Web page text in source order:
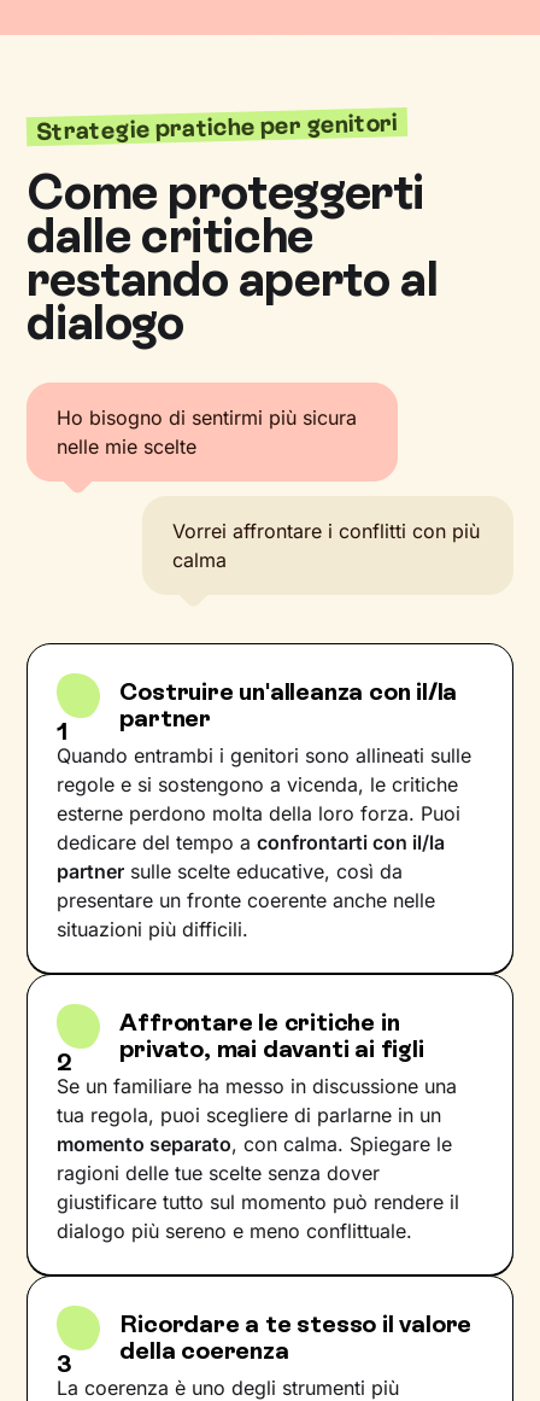
Strategie pratiche per genitori
Come proteggerti
dalle critiche
restando aperto al
dialogo
Ho bisogno di sentirmi più sicura
nelle mie scelte
Vorrei affrontare i conflitti con più
calma
1
Costruire un'alleanza con il/la
partner
Quando entrambi i genitori sono allineati sulle
regole e si sostengono a vicenda, le critiche
esterne perdono molta della loro forza. Puoi
dedicare del tempo aconfrontarti con il/la
partner sulle scelte educative, così da
presentare un fronte coerente anche nelle
situazioni più difficili.
2
Affrontare le critiche in
privato, mai davanti ai figli
Se un familiare ha messo in discussione una
tua regola, puoi scegliere di parlarne in un
momento separato, con calma. Spiegare le
ragioni delle tue scelte senza dover
giustificare tutto sul momento può rendere il
dialogo più sereno e meno conflittuale.
3
Ricordare a te stesso il valore
della coerenza
La coerenza è uno degli strumenti più